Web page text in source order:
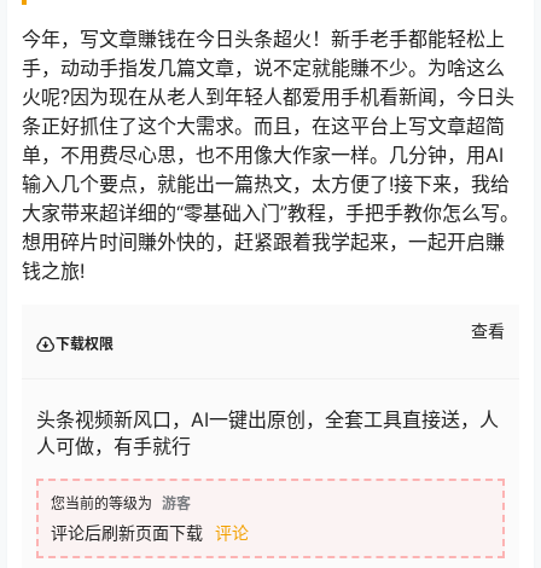
今年，写文章賺钱在今日头条超火！新手老手都能轻松上
手，动动手指发几篇文章，说不定就能賺不少。为啥这么
火呢?因为现在从老人到年轻人都爱用手机看新闻，今日头
条正好抓住了这个大需求。而且，在这平台上写文章超简
单，不用费尽心思，也不用像大作家一样。几分钟，用AI
输入几个要点，就能出一篇热文，太方便了!接下来，我给
大家带来超详细的“零基础入门”教程，手把手教你怎么写。
想用碎片时间賺外快的，赶紧跟着我学起来，一起开启賺
钱之旅!
下载权限
查看
头条视频新风口，AI一键出原创，全套工具直接送，人
人可做，有手就行
您当前的等级为 游客
评论后刷新页面下载 评论